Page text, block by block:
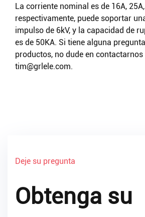
La corriente nominal es de 16A,
respectivamente, puede soportar
impulso de 6kV, y la capacidad de
es de 50KA. Si tiene alguna
productos, no dude en contactarnos
tim@grlele.com.
Deje su pregunta
Obtenga su